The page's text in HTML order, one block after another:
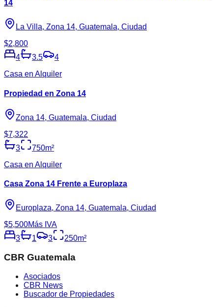
14
La Villa, Zona 14, Guatemala, Ciudad
$2,800
4
3.5
4
Casa en Alquiler
Propiedad en Zona 14
Zona 14, Guatemala, Ciudad
$7,322
3
750m²
Casa en Alquiler
Casa Zona 14 Frente a Europlaza
Europlaza, Zona 14, Guatemala, Ciudad
$5,500Más IVA
3
1 3 250m²
CBR Guatemala
Asociados
CBR News
Buscador de Propiedades